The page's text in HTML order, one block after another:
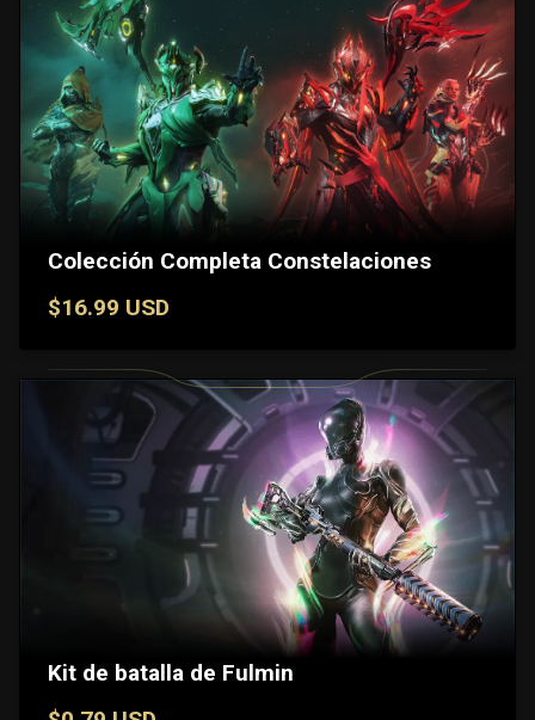
Colección Completa Constelaciones
$16.99 USD
Kit de batalla de Fulmin